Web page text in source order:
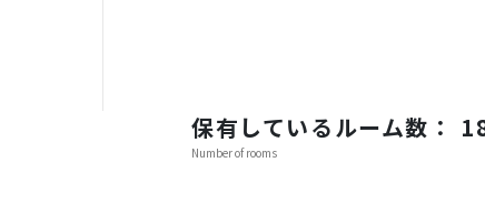
保有しているルーム数：
Number of rooms